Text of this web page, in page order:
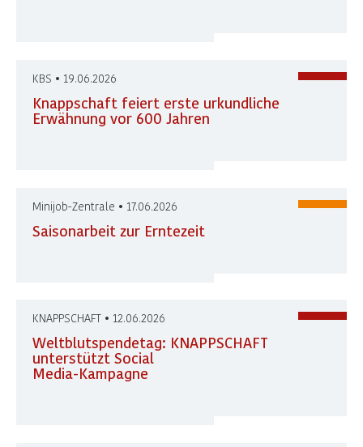
KBS • 19.06.2026
Knappschaft feiert erste urkundliche
Erwähnung vor 600 Jahren
Minijob-Zentrale • 17.06.2026
Saisonarbeit zur Erntezeit
KNAPPSCHAFT • 12.06.2026
Weltblutspendetag: KNAPPSCHAFT
unterstützt Social
Media-Kampagne